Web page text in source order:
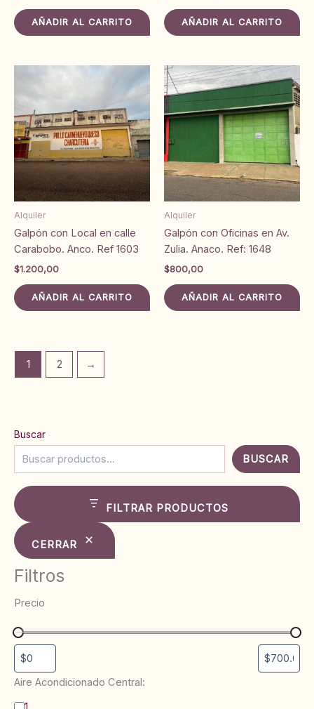
AÑADIR AL CARRITO AÑADIR AL CARRITO
Alquiler
Galpón con Local en calle
Carabobo. Anco. Ref 1603
$1.200,00
AÑADIR AL CARRITO
Alquiler
Galpón con Oficinas en Av.
Zulia. Anaco. Ref: 1648
$800,00
AÑADIR AL CARRITO
1 2 →
Buscar
BUSCAR
FILTRAR PRODUCTOS
CERRAR
Filtros
Precio
Aire Acondicionado Central:
B